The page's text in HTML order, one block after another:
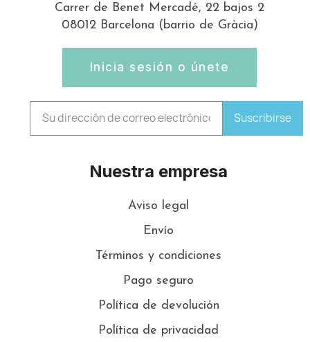
Carrer de Benet Mercadé, 22 bajos 2
08012 Barcelona (barrio de Gràcia)
Inicia sesión o únete
Suscribirse
Nuestra empresa
Aviso legal
Envío
Términos y condiciones
Pago seguro
Política de devolución
Política de privacidad